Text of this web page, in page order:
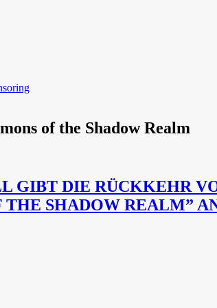
of the Shadow Realm
GIBT DIE RÜCKKEHR
THE SHADOW REALM”